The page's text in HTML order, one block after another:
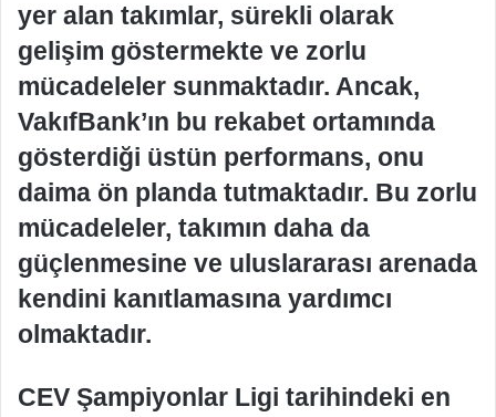
yer alan takımlar, sürekli olarak
gelişim göstermekte ve zorlu
mücadeleler sunmaktadır. Ancak,
VakıfBank’ın bu rekabet ortamında
gösterdiği üstün performans, onu
daima ön planda tutmaktadır. Bu zorlu
mücadeleler, takımın daha da
güçlenmesine ve uluslararası arenada
kendini kanıtlamasına yardımcı
olmaktadır.
CEV Şampiyonlar Ligi tarihindeki en